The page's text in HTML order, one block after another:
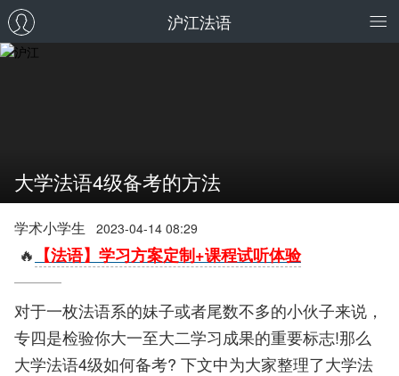
沪江法语
大学法语4级备考的方法
学术小学生 2023-04-14 08:29
🔥 【法语】学习方案定制+课程试听体验
对于一枚法语系的妹子或者尾数不多的小伙子来说，
专四是检验你大一至大二学习成果的重要标志!那么
大学法语4级如何备考? 下文中为大家整理了大学法